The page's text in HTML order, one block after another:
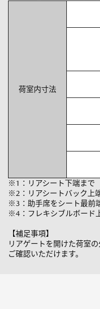
荷室内寸法
※1：リアシート下端まで
※2：リアシートバック上
※3：助手席をシート最前
※4：フレキシブルボード
【補足事項】
リアゲートを開けた荷室
ご確認いただけます。